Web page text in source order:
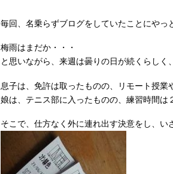
毎回、名乗らずブログをしていたことにやっ
梅雨はまだか・・・
と思いながら、来週は曇りの日が続くらしく
息子は、免許は取ったものの、リモート授業
娘は、テニス部に入ったものの、練習時間は
そこで、仕方なく外に連れ出す決意をし、い